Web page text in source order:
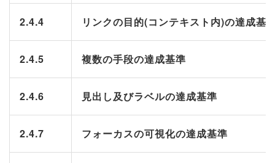
2.4.4 リンクの目的(コンテキスト内)の達成基
2.4.5 複数の手段の達成基準
2.4.6 見出し及びラベルの達成基準
2.4.7 フォーカスの可視化の達成基準